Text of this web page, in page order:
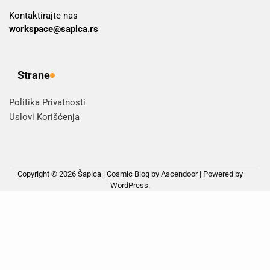
Kontaktirajte nas
workspace@sapica.rs
Strane
Politika Privatnosti
Uslovi Korišćenja
Copyright © 2026 Šapica | Cosmic Blog by Ascendoor| Powered by
WordPress.